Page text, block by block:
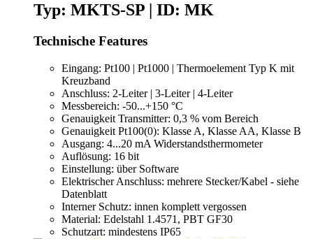
Typ: MKTS-SP | ID: MK
Technische Features
Eingang: Pt100 | Pt1000 | Thermoelement Typ K mit
Kreuzband
Anschluss: 2-Leiter | 3-Leiter | 4-Leiter
Messbereich: -50...+150 °C
Genauigkeit Transmitter: 0,3 % vom Bereich
Genauigkeit Pt100(0): Klasse A, Klasse AA, Klasse B
Ausgang: 4...20 mA Widerstandsthermometer
Auflösung: 16 bit
Einstellung: über Software
Elektrischer Anschluss: mehrere Stecker/Kabel - siehe
Datenblatt
Interner Schutz: innen komplett vergossen
Material: Edelstahl 1.4571, PBT GF30
Schutzart: mindestens IP65